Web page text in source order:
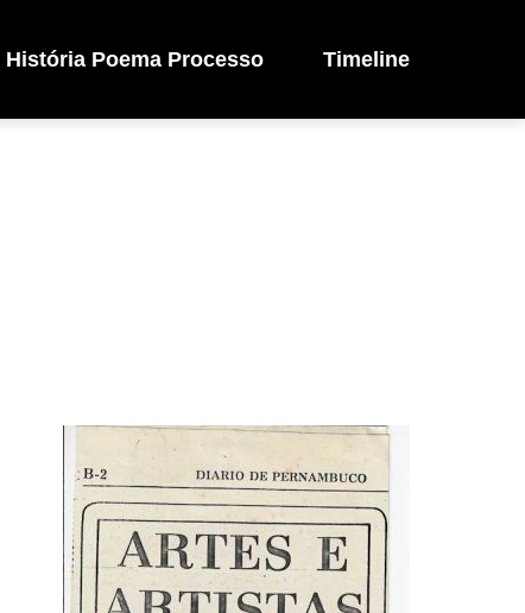
História Poema Processo Timeline